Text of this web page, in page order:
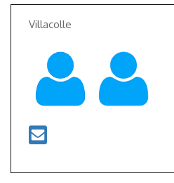
Villacolle